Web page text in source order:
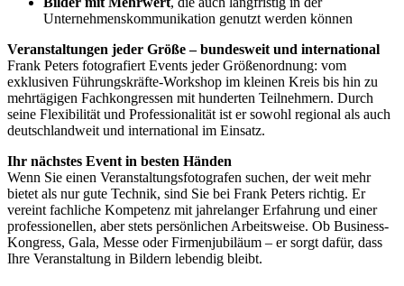
Unternehmenskommunikation genutzt werden können
Veranstaltungen jeder Größe – bundesweit und international
Frank Peters fotografiert Events jeder Größenordnung: vom
exklusiven Führungskräfte-Workshop im kleinen Kreis bis hin zu
mehrtägigen Fachkongressen mit hunderten Teilnehmern. Durch
seine Flexibilität und Professionalität ist er sowohl regional als auch
deutschlandweit und international im Einsatz.
Ihr nächstes Event in besten Händen
Wenn Sie einen Veranstaltungsfotografen suchen, der weit mehr
bietet als nur gute Technik, sind Sie bei Frank Peters richtig. Er
vereint fachliche Kompetenz mit jahrelanger Erfahrung und einer
professionellen, aber stets persönlichen Arbeitsweise. Ob Business-
Kongress, Gala, Messe oder Firmenjubiläum – er sorgt dafür, dass
Ihre Veranstaltung in Bildern lebendig bleibt.